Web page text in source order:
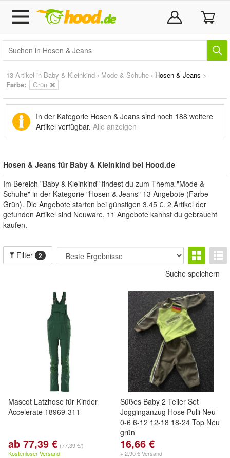
13 Artikel in Baby & Kleinkind › Mode & Schuhe › Hosen & Jeans >
Farbe:
Grün
In der Kategorie Hosen & Jeans sind noch 188 weitere
Artikel verfügbar. Alle anzeigen
Hosen & Jeans für Baby & Kleinkind bei Hood.de
Im Bereich "Baby & Kleinkind" findest du zum Thema "Mode &
Schuhe" in der Kategorie "Hosen & Jeans" 13 Angebote (Farbe
Grün). Die Angebote starten bei günstigen 3,45 €. 2 Artikel der
gefunden Artikel sind Neuware, 11 Angebote kannst du gebraucht
kaufen.
Filter 2
Suche speichern
Mascot Latzhose für Kinder
Accelerate 18969-311
ab 77,39 € (77,39 €/)
Kostenloser Versand
Süßes Baby 2 Teiler Set
Jogginganzug Hose Pulli Neu
0-6 6-12 12-18 18-24 Top Neu
grün
16,66 €
+ 2,90 € Versand